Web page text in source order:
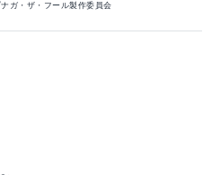
ガ・ザ・フール製作委員会